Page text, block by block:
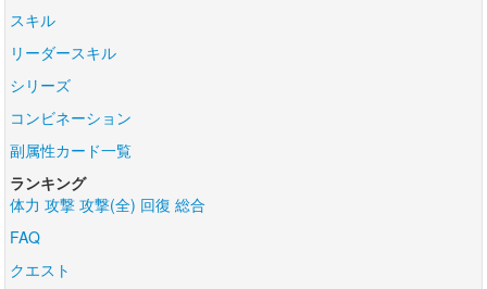
スキル
リーダースキル
シリーズ
コンビネーション
副属性カード一覧
ランキング
体力 攻撃 攻撃(全) 回復 総合
FAQ
クエスト